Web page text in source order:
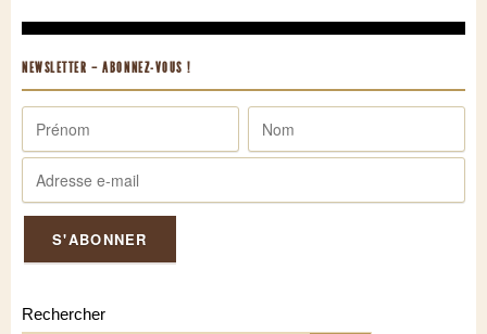
NEWSLETTER – ABONNEZ-VOUS !
Rechercher